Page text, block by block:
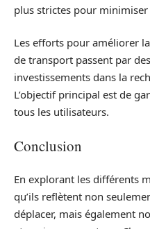
plus strictes pour minimiser
Les efforts pour améliorer
de transport passent par
investissements dans la
L’objectif principal est de
tous les utilisateurs.
Conclusion
En explorant les différents
qu’ils reflètent non
déplacer, mais également